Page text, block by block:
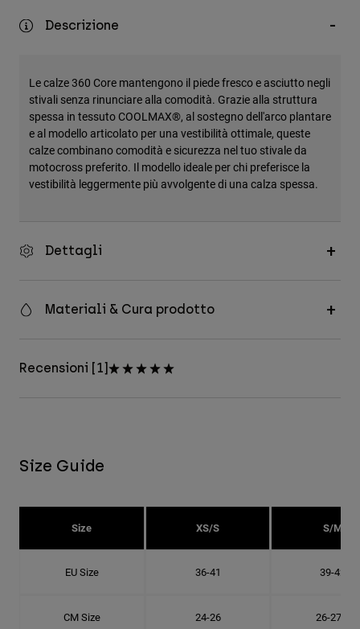
Cappelli e Berretti
Vedi tutto
Descrizione
Le calze 360 Core mantengono il piede fresco e asciutto negli
stivali senza rinunciare alla comodità. Grazie alla struttura
spessa in tessuto COOLMAX®, al sostegno dell'arco plantare
e al modello articolato per una vestibilità ottimale, queste
calze combinano comodità e sicurezza nel tuo stivale da
motocross preferito. Il modello ideale per chi preferisce la
vestibilità leggermente più avvolgente di una calza spessa.
Dettagli
Materiali & Cura prodotto
Recensioni [1]
Size Guide
Size XS/S S/M
EU Size 36-41 39-42
CM Size 24-26 26-27.8